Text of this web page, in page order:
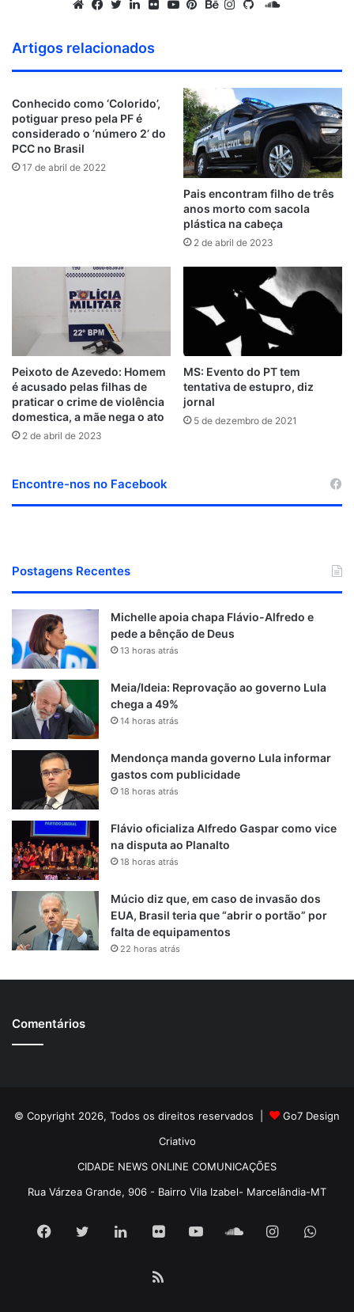
e
i
t
e
a
b
o
o
w
t
e
r
i
e
d
i
k
u
b
e
e
r
e
s
t
c
e
a
g
r
a
m
u
b
S
l
o
u
d
Artigos relacionados
Conhecido como ‘Colorido’,
potiguar preso pela PF é
considerado o ‘número 2’ do
PCC no Brasil
17 de abril de 2022
Pais encontram filho de três
anos morto com sacola
plástica na cabeça
2 de abril de 2023
Peixoto de Azevedo: Homem
é acusado pelas filhas de
praticar o crime de violência
domestica, a mãe nega o ato
2 de abril de 2023
MS: Evento do PT tem
tentativa de estupro, diz
jornal
5 de dezembro de 2021
Encontre-nos no Facebook
Postagens Recentes
Michelle apoia chapa Flávio-Alfredo e
pede a bênção de Deus
13 horas atrás
Meia/Ideia: Reprovação ao governo Lula
chega a 49%
14 horas atrás
Mendonça manda governo Lula informar
gastos com publicidade
18 horas atrás
Flávio oficializa Alfredo Gaspar como vice
na disputa ao Planalto
18 horas atrás
Múcio diz que, em caso de invasão dos
EUA, Brasil teria que “abrir o portão” por
falta de equipamentos
22 horas atrás
Comentários
© Copyright 2026, Todos os direitos reservados |
Go7 Design
Criativo
CIDADE NEWS ONLINE COMUNICAÇÕES
Rua Várzea Grande, 906 - Bairro Vila Izabel- Marcelândia-MT
Facebook
TwitterLinkedinFlickr YouTubeSoundCloud
Instagram